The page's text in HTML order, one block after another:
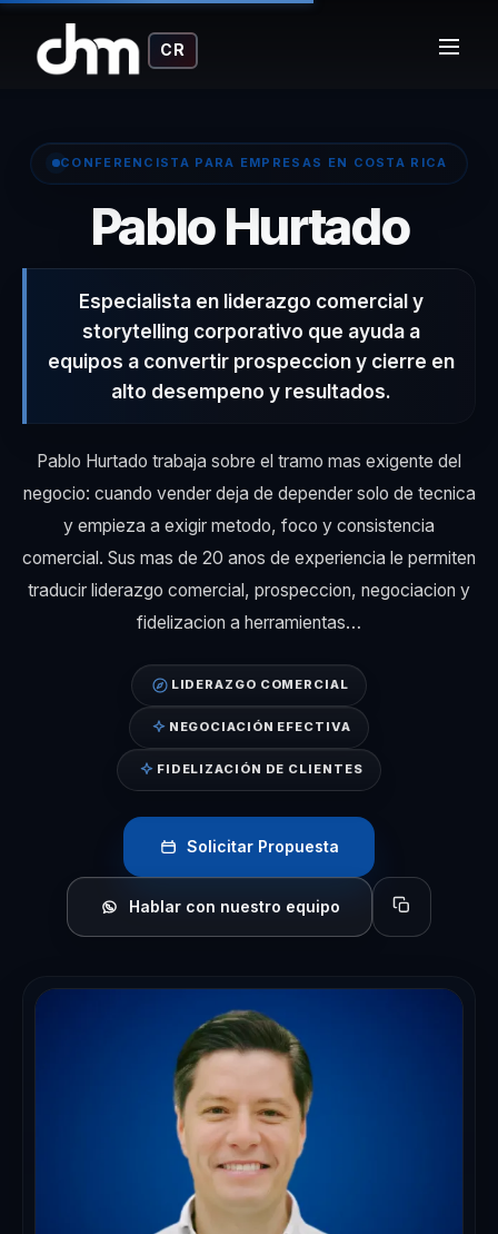
CR
CONFERENCISTA PARA EMPRESAS EN COSTA RICA
Pablo Hurtado–
Especialista en liderazgo comercial y
storytelling corporativo que ayuda a
equipos a convertir prospeccion y cierre en
alto desempeno y resultados.
Pablo Hurtado trabaja sobre el tramo mas exigente del
negocio: cuando vender deja de depender solo de tecnica
y empieza a exigir metodo, foco y consistencia
comercial. Sus mas de 20 anos de experiencia le permiten
traducir liderazgo comercial, prospeccion, negociacion y
fidelizacion a herramientas…
LIDERAZGO COMERCIAL
NEGOCIACIÓN EFECTIVA
FIDELIZACIÓN DE CLIENTES
Solicitar Propuesta
Hablar con nuestro equipo Copiar perfil